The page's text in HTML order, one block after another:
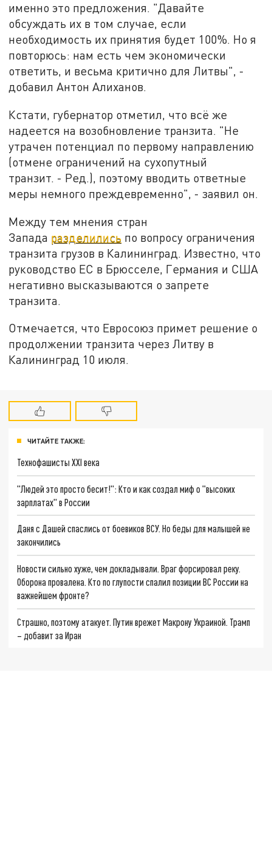
именно это предложения. "Давайте
обсуждать их в том случае, если
необходимость их принятия будет 100%. Но я
повторюсь: нам есть чем экономически
ответить, и весьма критично для Литвы", -
добавил Антон Алиханов.
Кстати, губернатор отметил, что всё же
надеется на возобновление транзита. "Не
утрачен потенциал по первому направлению
(отмене ограничений на сухопутный
транзит. - Ред.), поэтому вводить ответные
меры немного преждевременно", - заявил он.
Между тем мнения стран
Запада разделились по вопросу ограничения
транзита грузов в Калининград. Известно, что
руководство ЕС в Брюсселе, Германия и США
негативно высказываются о запрете
транзита.
Отмечается, что Евросоюз примет решение о
продолжении транзита через Литву в
Калининград 10 июля.
ЧИТАЙТЕ ТАКЖЕ:
Технофашисты XXI века
"Людей это просто бесит!": Кто и как создал миф о "высоких
зарплатах" в России
Даня с Дашей спаслись от боевиков ВСУ. Но беды для малышей не
закончились
Новости сильно хуже, чем докладывали. Враг форсировал реку.
Оборона провалена. Кто по глупости спалил позиции ВС России на
важнейшем фронте?
Страшно, поэтому атакует. Путин врежет Макрону Украиной. Трамп
– добавит за Иран